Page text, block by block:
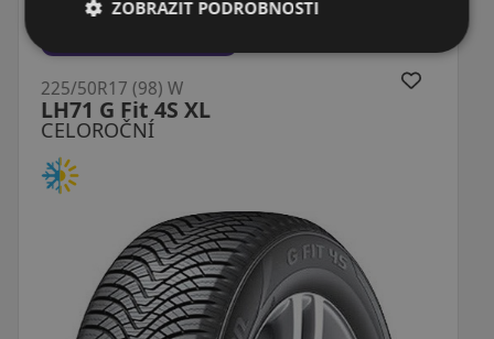
CELOROČNÍ
AS220 Pro Allseason XL MFS
225/50R17 (98) W
ZOBRAZIT PODROBNOSTI